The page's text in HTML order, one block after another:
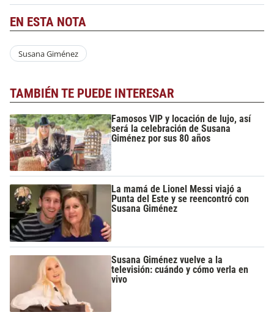
EN ESTA NOTA
Susana Giménez
TAMBIÉN TE PUEDE INTERESAR
Famosos VIP y locación de lujo, así
será la celebración de Susana
Giménez por sus 80 años
La mamá de Lionel Messi viajó a
Punta del Este y se reencontró con
Susana Giménez
Susana Giménez vuelve a la
televisión: cuándo y cómo verla en
vivo